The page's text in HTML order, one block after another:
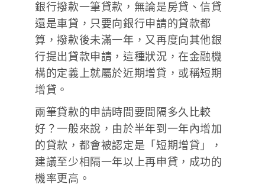
銀行撥款一筆貸款，無論是房貸、信貸
還是車貸，只要向銀行申請的貸款都
算，撥款後未滿一年，又再度向其他銀
行提出貸款申請，這種狀況，在金融機
構的定義上就屬於近期增貸，或稱短期
增貸。
兩筆貸款的申請時間要間隔多久比較
好？一般來說，由於半年到一年內增加
的貸款，都會被認定是「短期增貸」，
建議至少相隔一年以上再申貸，成功的
機率更高。